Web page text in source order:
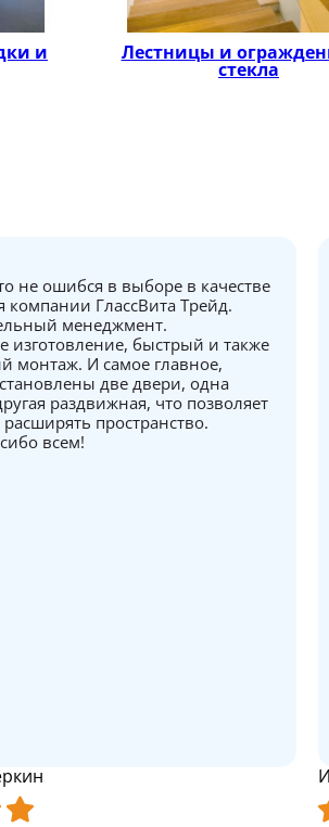
и Лестницы и
стекла
не ошибся в выборе в качестве
компании ГлассВита Трейд.
менеджмент.
изготовление, быстрый и также
монтаж. И самое главное,
две двери, одна
раздвижная, что позволяет
пространство.
всем!